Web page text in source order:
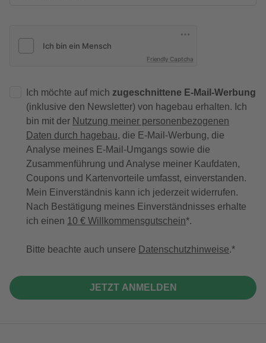
Friendly Captcha
Ich möchte auf mich zugeschnittene E-Mail-Werbung
(inklusive den Newsletter) von hagebau erhalten. Ich
bin mit der Nutzung meiner personenbezogenen
Daten durch hagebau, die E-Mail-Werbung, die
Analyse meines E-Mail-Umgangs sowie die
Zusammenführung und Analyse meiner Kaufdaten,
Coupons und Kartenvorteile umfasst, einverstanden.
Mein Einverständnis kann ich jederzeit widerrufen.
Nach Bestätigung meines Einverständnisses erhalte
ich einen 10 € Willkommensgutschein*.
Bitte beachte auch unsere Datenschutzhinweise.
JETZT ANMELDEN